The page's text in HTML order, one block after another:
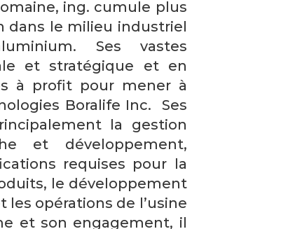
ing. cumule plus
dans le milieu industriel
Ses vastes
et stratégique et en
à profit pour mener à
Boralife Inc. Ses
la gestion
et développement,
requises pour la
le développement
les opérations de l’usine
et son engagement, il